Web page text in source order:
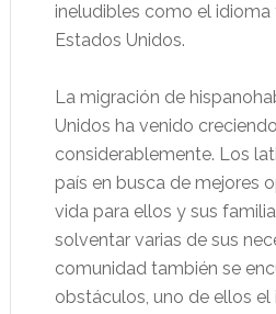
ineludibles como el idioma
Estados Unidos.
La migración de
Unidos ha venido creciendo
considerablemente. Los
país en busca de mejores
vida para ellos y sus
solventar varias de sus
comunidad también se
obstáculos, uno de ellos el